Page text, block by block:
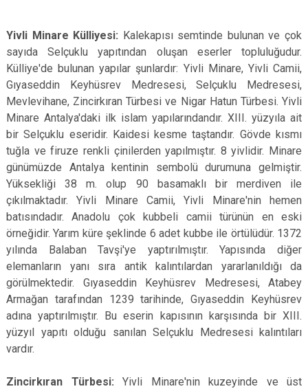
Yivli Minare Külliyesi: Kalekapısı semtinde bulunan ve çok
sayıda Selçuklu yapıtından oluşan eserler topluluğudur.
Külliye'de bulunan yapılar şunlardır: Yivli Minare, Yivli Camii,
Gıyaseddin Keyhüsrev Medresesi, Selçuklu Medresesi,
Mevlevihane, Zincirkıran Türbesi ve Nigar Hatun Türbesi. Yivli
Minare Antalya'daki ilk islam yapılarındandır. XIII. yüzyıla ait
bir Selçuklu eseridir. Kaidesi kesme taştandır. Gövde kısmı
tuğla ve firuze renkli çinilerden yapılmıştır. 8 yivlidir. Minare
günümüzde Antalya kentinin sembolü durumuna gelmiştir.
Yüksekliği 38 m. olup 90 basamaklı bir merdiven ile
çıkılmaktadır. Yivli Minare Camii, Yivli Minare'nin hemen
batısındadır. Anadolu çok kubbeli camii türünün en eski
örneğidir. Yarım küre şeklinde 6 adet kubbe ile örtülüdür. 1372
yılında Balaban Tavşi'ye yaptırılmıştır. Yapısında diğer
elemanların yanı sıra antik kalıntılardan yararlanıldığı da
görülmektedir. Gıyaseddin Keyhüsrev Medresesi, Atabey
Armağan tarafından 1239 tarihinde, Gıyaseddin Keyhüsrev
adına yaptırılmıştır. Bu eserin kapısının karşısında bir XIII.
yüzyıl yapıtı olduğu sanılan Selçuklu Medresesi kalıntıları
vardır.
Zincirkıran Türbesi: Yivli Minare'nin kuzeyinde ve üst